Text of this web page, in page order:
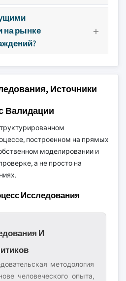
на рынке
Источники
Валидации
построенном на прямых
моделировании и
а не просто на
Исследования
И
методология
человеческого опыта,